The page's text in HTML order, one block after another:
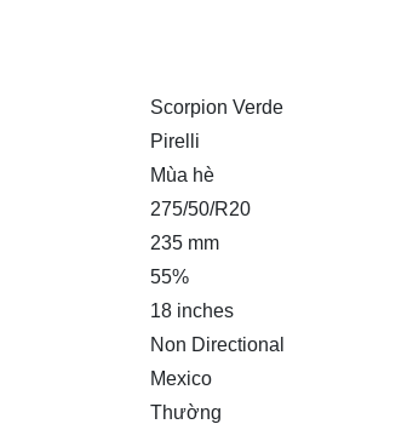
Scorpion Verde
Pirelli
Mùa hè
275/50/R20
235 mm
55%
18 inches
Non Directional
Mexico
Thường